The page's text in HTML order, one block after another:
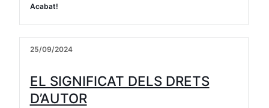
Acabat!
25/09/2024
EL SIGNIFICAT DELS DRETS
D’AUTOR